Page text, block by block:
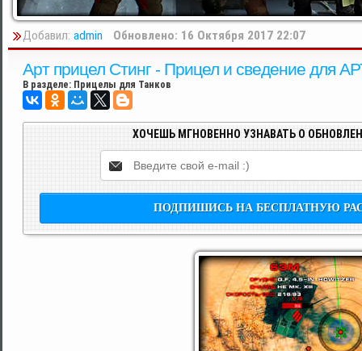
Добавил: admin Обновлено: 16 Октября 2017 22:07
Арт прицел Стинг - Прицел и сведение для
В разделе: Прицелы для Танков
ХОЧЕШЬ МГНОВЕННО УЗНАВАТЬ О